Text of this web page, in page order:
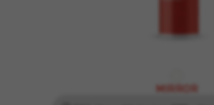
MIRROR